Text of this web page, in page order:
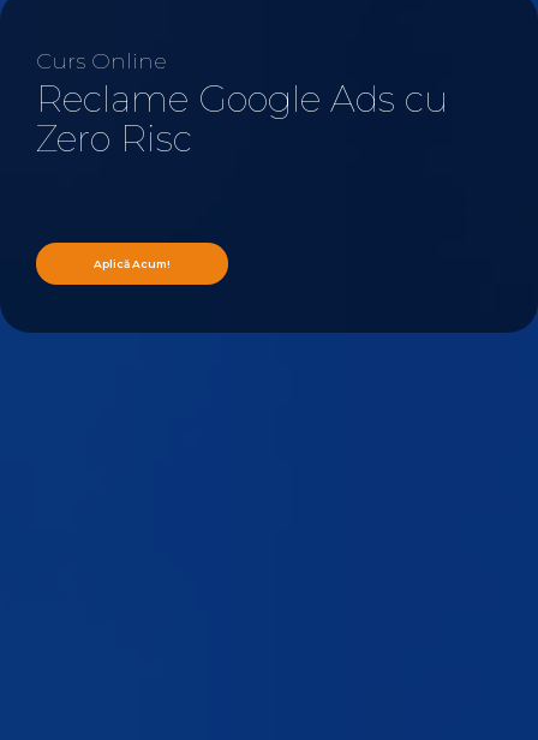
Curs Online
Reclame Google Ads cu
Zero Risc
Aplică Acum!